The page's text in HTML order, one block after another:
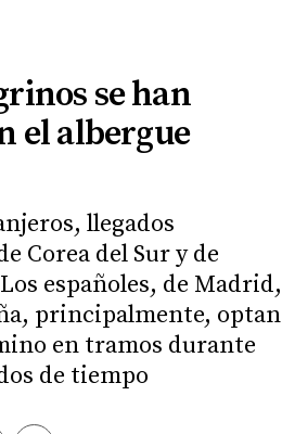
se han
el albergue
llegados
Corea del Sur y de
españoles, de Madrid,
principalmente, optan
en tramos durante
de tiempo